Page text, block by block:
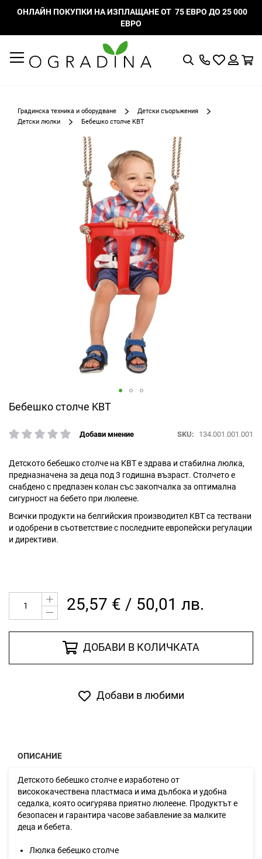
ОНЛАЙН ПОКУПКИ НА ИЗПЛАЩАНЕ ОТ 75 ЕВРО ДО 25 000
ЕВРО
ТърсенеМоят
Градинска техника и оборудване
Детски съоръжения
Детски люлки
Бебешко столче KBT
Бебешко столче KBT
рейтинг:
Добави мнение SKU 134.001.001.001
Детското бебешко столче на KBT е здрава и стабилна люлка,
предназначена за деца под 3 годишна възраст. Столчето е
снабдено с предпазен колан със закопчалка за оптимална
сигурност на бебето при люлеене.
Всички продукти на белгийския производител KBT са тествани
и одобрени в съответствие с последните европейски регулации
и директиви.
25,57 € / 50,01 лв.
ДОБАВИ В КОЛИЧКАТА
Добави в любими
Преминете
началото
на
със
снимки
ОПИСАНИЕ
Детското бебешко столче е изработено от
висококачествена пластмаса и има дълбока и удобна
седалка, която осигурява приятно люлеене. Продуктът е
безопасен и гарантира часове забавление за малките
деца и бебета.
Люлка бебешко столче